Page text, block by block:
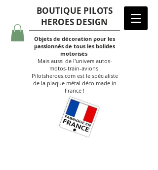
BOUTIQUE PILOTS
HEROES DESIGN
Objets de décoration pour les
passionnés de tous les bolides
motorisés
Mais aussi de l'univers autos-
motos-train-avions.
Pilotsheroes.com est le spécialiste
de la plaque métal déco made in
France !